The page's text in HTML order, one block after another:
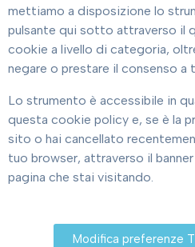
mettiamo a disposizione lo
pulsante qui sotto attraverso il
cookie a livello di categoria,
negare o prestare il consenso
Lo strumento è accessibile in
questa cookie policy e, se è la
sito o hai cancellato
tuo browser, attraverso il
pagina che stai visitando.
Modifica preferenze